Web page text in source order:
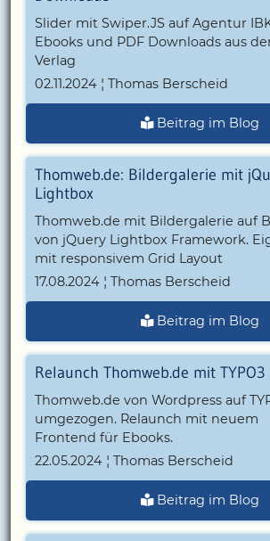
Slider mit Swiper.JS auf Agentur
Ebooks und PDF Downloads aus
Verlag
02.11.2024 ¦ Thomas Berscheid
Beitrag im Blog
Thomweb.de: Bildergalerie mit
Lightbox
Thomweb.de mit Bildergalerie auf
von jQuery Lightbox Framework.
mit responsivem Grid Layout
17.08.2024 ¦ Thomas Berscheid
Beitrag im Blog
Relaunch Thomweb.de mit TYPO3
Thomweb.de von Wordpress auf
umgezogen. Relaunch mit neuem
Frontend für Ebooks.
22.05.2024 ¦ Thomas Berscheid
Beitrag im Blog